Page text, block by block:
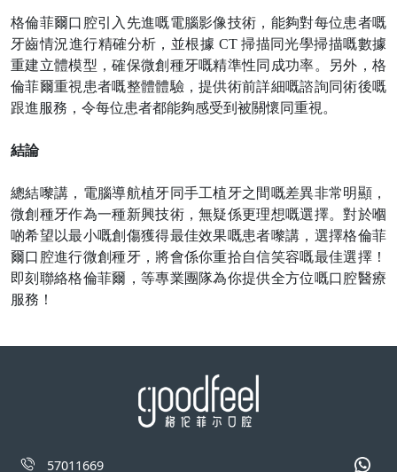
格倫菲爾口腔引入先進嘅電腦影像技術，能夠對每位患者嘅
牙齒情況進行精確分析，並根據 CT 掃描同光學掃描嘅數據
重建立體模型，確保微創種牙嘅精準性同成功率。另外，格
倫菲爾重視患者嘅整體體驗，提供術前詳細嘅諮詢同術後嘅
跟進服務，令每位患者都能夠感受到被關懷同重視。
結論
總結嚟講，電腦導航植牙同手工植牙之間嘅差異非常明顯，
微創種牙作為一種新興技術，無疑係更理想嘅選擇。對於嗰
啲希望以最小嘅創傷獲得最佳效果嘅患者嚟講，選擇格倫菲
爾口腔進行微創種牙，將會係你重拾自信笑容嘅最佳選擇！
即刻聯絡格倫菲爾，等專業團隊為你提供全方位嘅口腔醫療
服務！
57011669